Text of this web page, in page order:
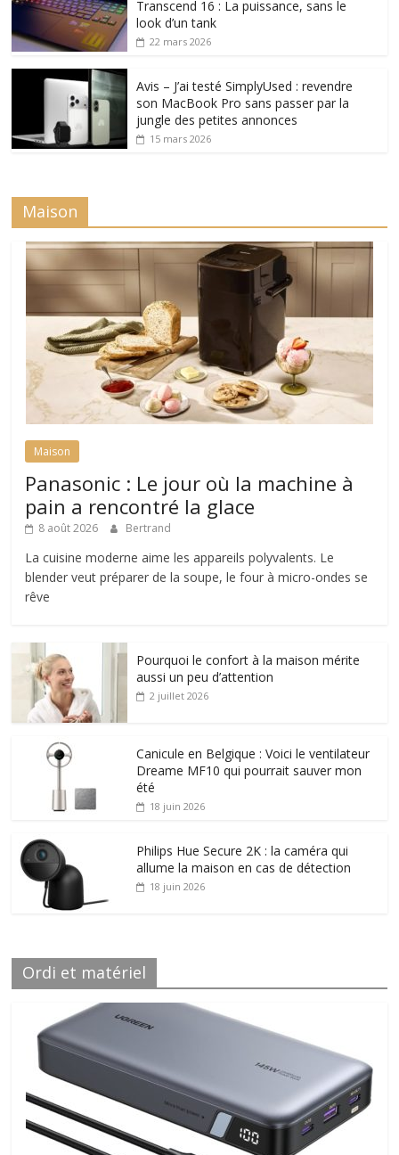
Transcend 16 : La puissance, sans le
look d’un tank
22 mars 2026
Avis – J’ai testé SimplyUsed : revendre
son MacBook Pro sans passer par la
jungle des petites annonces
15 mars 2026
Maison
Maison
Panasonic : Le jour où la machine à
pain a rencontré la glace
8 août 2026 Bertrand
La cuisine moderne aime les appareils polyvalents. Le
blender veut préparer de la soupe, le four à micro-ondes se
rêve
Pourquoi le confort à la maison mérite
aussi un peu d’attention
2 juillet 2026
Canicule en Belgique : Voici le ventilateur
Dreame MF10 qui pourrait sauver mon
été
18 juin 2026
Philips Hue Secure 2K : la caméra qui
allume la maison en cas de détection
18 juin 2026
Ordi et matériel